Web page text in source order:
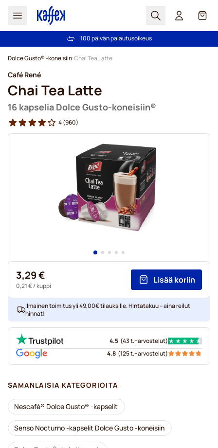
Haku Kori
Ilmainen toimitus yli 49,00€ tilauksille
100 päivän palautusoikeus
Dolce Gusto® -koneisiin Chai Tea Latte
Café René
Chai Tea Latte
16 kapselia Dolce Gusto-koneisiin®
4(960)
3,29 €
0,21 €/ kuppi
Lisää koriin
Ilmainen toimitus yli 49,00€ tilauksille. Hintatakuu – aina reilut
hinnat!
4.5 (43 t.+arvostelut)
4.8 (125 t.+arvostelut)
SAMANLAISIA KATEGORIOITA
Nescafé® Dolce Gusto® -kapselit
Senso Nocturno -kapselit Dolce Gusto -koneisiin